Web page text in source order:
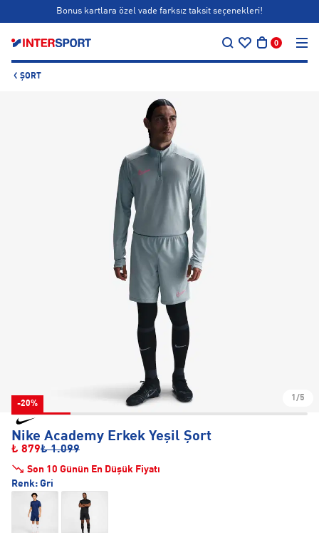
Bonus kartlara özel vade farksız taksit seçenekleri!
0
ŞORT
-20%
1/5
Nike Academy Erkek Yeşil Şort
₺ 879₺ 1.099
Son 10 Günün En Düşük Fiyatı
Renk: Gri